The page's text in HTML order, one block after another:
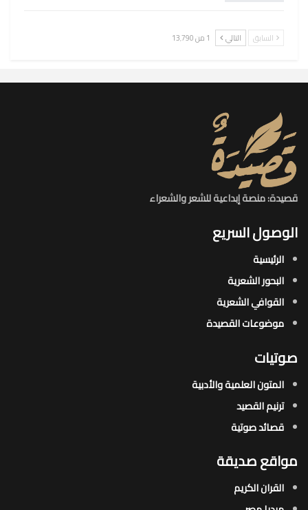
السابق التالي 1 من 13٬790
قصيدة: منصة إبداعية للشعر والشعراء
الوصول السريع
الرئيسية
البحور الشعرية​
القوافي الشعرية​
موضوعات القصيدة​
صوتيات
المتون العلمية والأدبية
ترنيم القصيد
قصائد صوتية
مواقع صديقة
القران الكريم